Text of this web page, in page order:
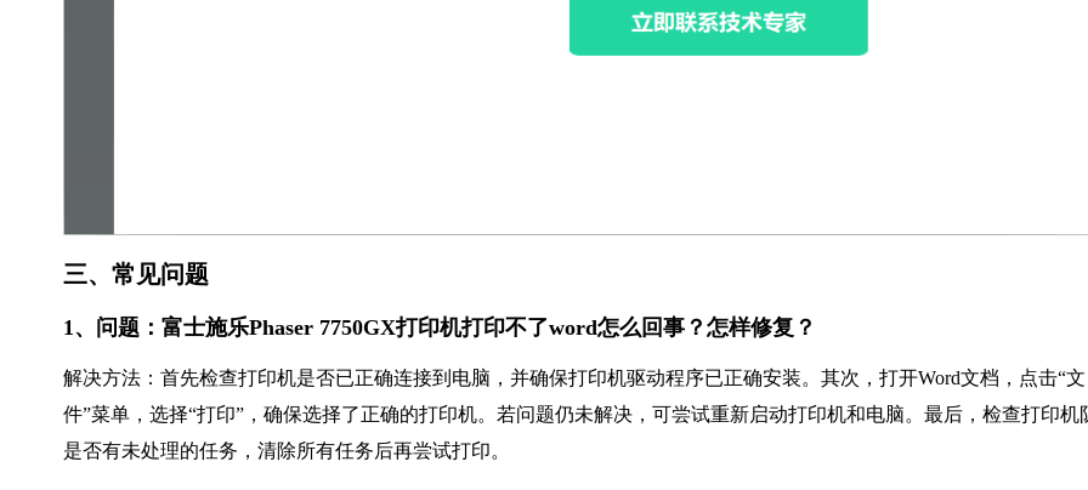
三、常见问题
1、问题：富士施乐Phaser 7750GX打印机打印不了word怎么回事？怎样修复？
解决方法：首先检查打印机是否已正确连接到电脑，并确保打印机驱动程序已正确安装。其次，打开Word文档，点击“文
件”菜单，选择“打印”，确保选择了正确的打印机。若问题仍未解决，可尝试重新启动打印机和电脑。最后，检查打印机
是否有未处理的任务，清除所有任务后再尝试打印。